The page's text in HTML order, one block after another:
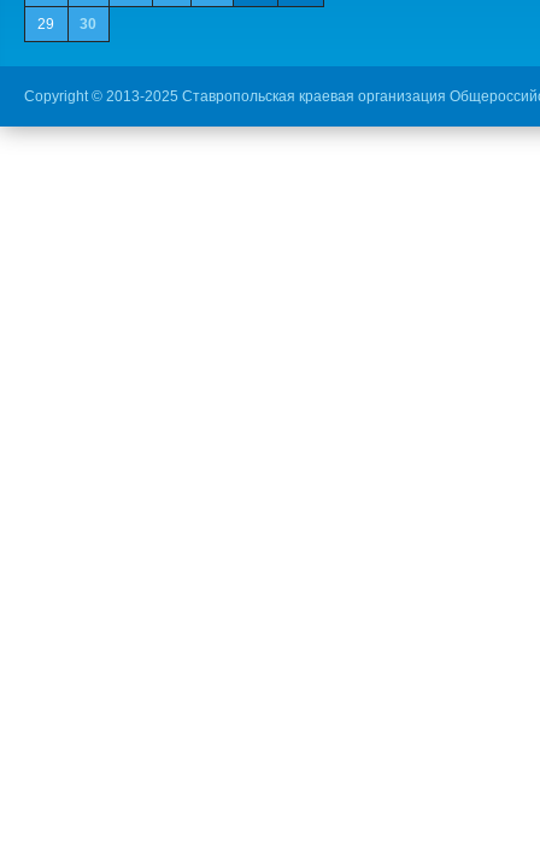
29 30
Copyright © 2013-2025 Ставропольская краевая организация